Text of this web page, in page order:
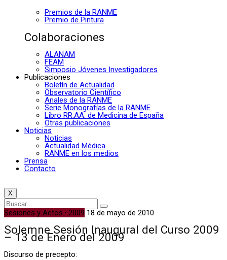
Premios de la RANME
Premio de Pintura
Colaboraciones
ALANAM
FEAM
Simposio Jóvenes Investigadores
Publicaciones
Boletín de Actualidad
Observatorio Científico
Anales de la RANME
Serie Monografías de la RANME
Libro RR.AA. de Medicina de España
Otras publicaciones
Noticias
Noticias
Actualidad Médica
RANME en los medios
Prensa
Contacto
X
Sesiones y Actos · 2009 18 de mayo de 2010
Solemne Sesión Inaugural del Curso 2009
– 13 de Enero del 2009
Discurso de precepto: